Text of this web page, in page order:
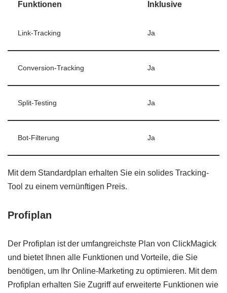
Funktionen Inklusive
Link-Tracking Ja
Conversion-Tracking Ja
Split-Testing Ja
Bot-Filterung Ja
Mit dem Standardplan erhalten Sie ein solides Tracking-
Tool zu einem vernünftigen Preis.
Profiplan
Der Profiplan ist der umfangreichste Plan von ClickMagick
und bietet Ihnen alle Funktionen und Vorteile, die Sie
benötigen, um Ihr Online-Marketing zu optimieren. Mit dem
Profiplan erhalten Sie Zugriff auf erweiterte Funktionen wie